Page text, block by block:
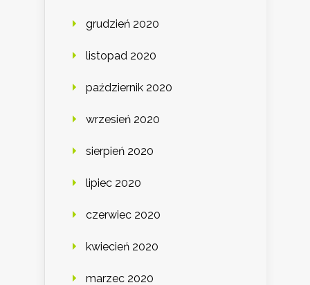
grudzień 2020
listopad 2020
październik 2020
wrzesień 2020
sierpień 2020
lipiec 2020
czerwiec 2020
kwiecień 2020
marzec 2020